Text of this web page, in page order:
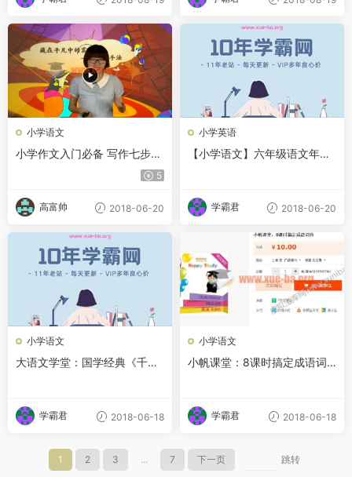
小学语文
小学作文入门必备 写作七步曲
5
高富帅 2018-06-20
小学英语
【小学语文】六年级语文年卡
学霸君 2018-06-20
小学语文
大语文学堂：国学经典《千字
学霸君 2018-06-18
小学语文
小帆课堂：8课时搞定成语词
学霸君 2018-06-18
1 2 3 ... 7 下一页 跳转